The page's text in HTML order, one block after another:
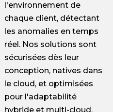
l'environnement de
chaque client, détectant
les anomalies en temps
réel. Nos solutions sont
sécurisées dès leur
conception, natives dans
le cloud, et optimisées
pour l'adaptabilité
hybride et multi-cloud,